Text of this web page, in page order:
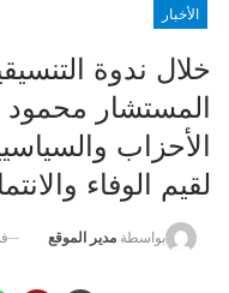
الأخبار
خلال ندوة
المستشار
الأحزاب
لقيم الوفاء
بواسطة مدير الموقع